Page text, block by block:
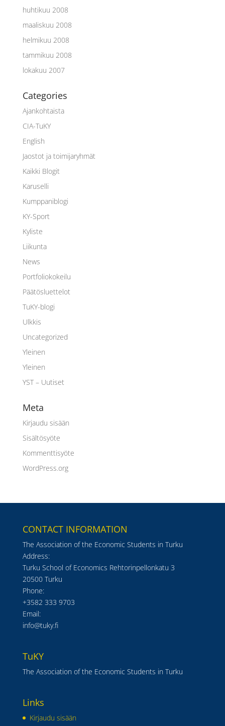
huhtikuu 2008
maaliskuu 2008
helmikuu 2008
tammikuu 2008
lokakuu 2007
Categories
Ajankohtaista
CIA-TuKY
English
Jaostot ja toimijaryhmät
Kaikki Blogit
Karuselli
Kumppaniblogi
KY-Sport
Kyliste
Liikunta
News
Portfoliokokeilu
Päätösluettelot
TuKY-blogi
Ulkkis
Uncategorized
Yleinen
Yleinen
YST – Uutiset
Meta
Kirjaudu sisään
Sisältösyöte
Kommenttisyöte
WordPress.org
CONTACT INFORMATION
The Association of the Economic Students in Turku
Address:
Turku School of Economics Rehtorinpellonkatu 3
20500 Turku
Phone:
+3582 333 9703
Email:
info@tuky.fi
TuKY
The Association of the Economic Students in Turku
Links
Kirjaudu sisään